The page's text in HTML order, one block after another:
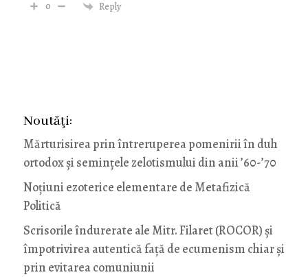
0 Reply
Noutăţi:
Mărturisirea prin întreruperea pomenirii în duh
ortodox și semințele zelotismului din anii ’60-’70
Noţiuni ezoterice elementare de Metafizică
Politică
Scrisorile îndurerate ale Mitr. Filaret (ROCOR) și
împotrivirea autentică față de ecumenism chiar și
prin evitarea comuniunii